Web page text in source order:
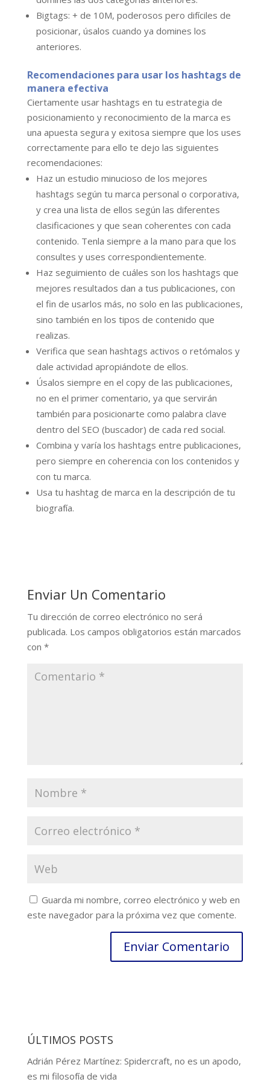
Bigtags: + de 10M, poderosos pero difíciles de
posicionar, úsalos cuando ya domines los
anteriores.
Recomendaciones para usar los hashtags de
manera efectiva
Ciertamente usar hashtags en tu estrategia de
posicionamiento y reconocimiento de la marca es
una apuesta segura y exitosa siempre que los uses
correctamente para ello te dejo las siguientes
recomendaciones:
Haz un estudio minucioso de los mejores
hashtags según tu marca personal o corporativa,
y crea una lista de ellos según las diferentes
clasificaciones y que sean coherentes con cada
contenido. Tenla siempre a la mano para que los
consultes y uses correspondientemente.
Haz seguimiento de cuáles son los hashtags que
mejores resultados dan a tus publicaciones, con
el fin de usarlos más, no solo en las publicaciones,
sino también en los tipos de contenido que
realizas.
Verifica que sean hashtags activos o retómalos y
dale actividad apropiándote de ellos.
Úsalos siempre en el copy de las publicaciones,
no en el primer comentario, ya que servirán
también para posicionarte como palabra clave
dentro del SEO (buscador) de cada red social.
Combina y varía los hashtags entre publicaciones,
pero siempre en coherencia con los contenidos y
con tu marca.
Usa tu hashtag de marca en la descripción de tu
biografía.
Enviar Un Comentario
Tu dirección de correo electrónico no será
publicada. Los campos obligatorios están marcados
con *
Guarda mi nombre, correo electrónico y web en
este navegador para la próxima vez que comente.
ÚLTIMOS POSTS
Adrián Pérez Martínez: Spidercraft, no es un apodo,
es mi filosofía de vida